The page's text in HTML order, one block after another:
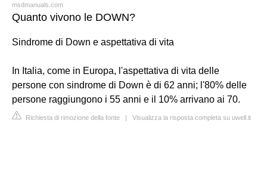
msdmanuals.com
Quanto vivono le DOWN?
Sindrome di Down e aspettativa di vita
In Italia, come in Europa, l'aspettativa di vita delle
persone con sindrome di Down è di 62 anni; l'80% delle
persone raggiungono i 55 anni e il 10% arrivano ai 70.
Richiesta di rimozione della fonte | Visualizza la risposta completa su uwell.it